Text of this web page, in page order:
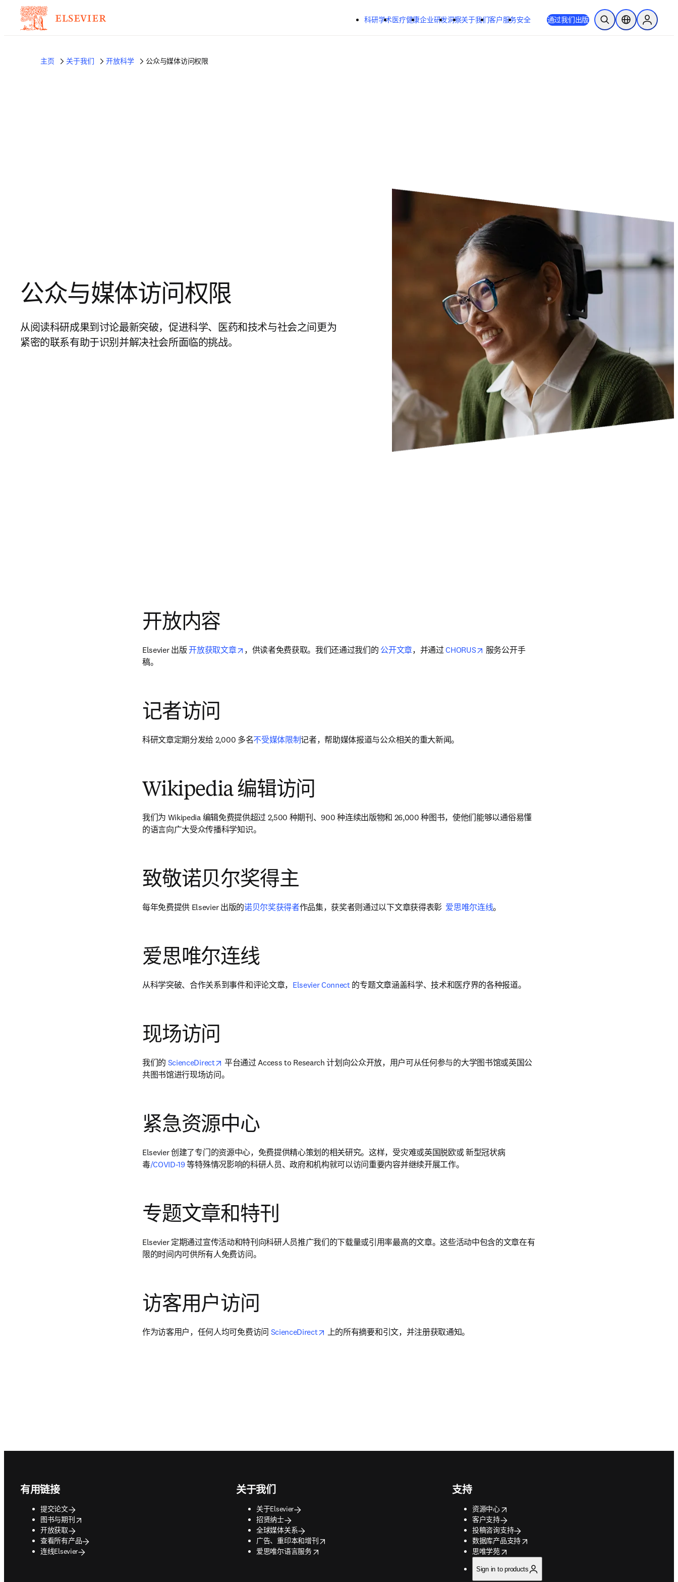
跳转到主内容
科研学术医疗健康企业研发洞察关于我们客户服务安全 通过我们出版 开放搜索位置选择器Sign in to
主页 关于我们 开放科学 公众与媒体访问权限
公众与媒体访问权限
从阅读科研成果到讨论最新突破，促进科学、医药和技术与社会之间更为
紧密的联系有助于识别并解决社会所面临的挑战。
开放内容
Elsevier 出版 开放获取文章 opens in new tab/window
，供读者免费获取。我们还通过我们的 公开文章，并通过 CHORUS opens in new tab/window
服务公开手
稿。
记者访问
科研文章定期分发给 2,000 多名不受媒体限制记者，帮助媒体报道与公众相关的重大新闻。
Wikipedia 编辑访问
我们为 Wikipedia 编辑免费提供超过 2,500 种期刊、900 种连续出版物和 26,000 种图书，使他们能够以通俗易懂
的语言向广大受众传播科学知识。
致敬诺贝尔奖得主
每年免费提供 Elsevier 出版的诺贝尔奖获得者作品集，获奖者则通过以下文章获得表彰 爱思唯尔连线。
爱思唯尔连线
从科学突破、合作关系到事件和评论文章， Elsevier Connect 的专题文章涵盖科学、技术和医疗界的各种报道。
现场访问
我们的 ScienceDirect opens in new tab/window
平台通过 Access to Research 计划向公众开放，用户可从任何参与的大学图书馆或英国公
共图书馆进行现场访问。
紧急资源中心
Elsevier 创建了专门的资源中心，免费提供精心策划的相关研究。这样，受灾难或英国脱欧或 新型冠状病
毒/COVID-19 等特殊情况影响的科研人员、政府和机构就可以访问重要内容并继续开展工作。
专题文章和特刊
Elsevier 定期通过宣传活动和特刊向科研人员推广我们的下载量或引用率最高的文章。这些活动中包含的文章在有
限的时间内可供所有人免费访问。
访客用户访问
作为访客用户，任何人均可免费访问 ScienceDirect opens in new tab/window
上的所有摘要和引文，并注册获取通知。
有用链接
提交论文
图书与期刊
opens in new tab/window
开放获取
查看所有产品
连线Elsevier
关于我们
关于Elsevier
招贤纳士
全球媒体关系
广告、重印本和增刊
opens in new tab/window
爱思唯尔语言服务
opens in new tab/window
支持
资源中心
opens in new tab/window
客户支持
投稿咨询支持
数据库产品支持
opens in new tab/window
思唯学苑
opens in new tab/window
Sign in to products